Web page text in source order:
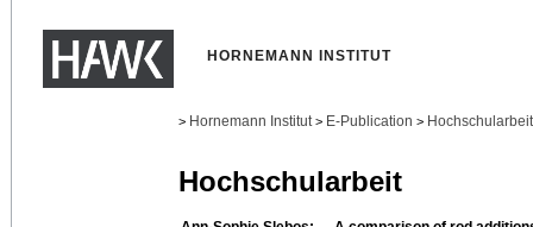
HORNEMANN INSTITUT
> Hornemann Institut > E-Publication >
Hochschularbeit